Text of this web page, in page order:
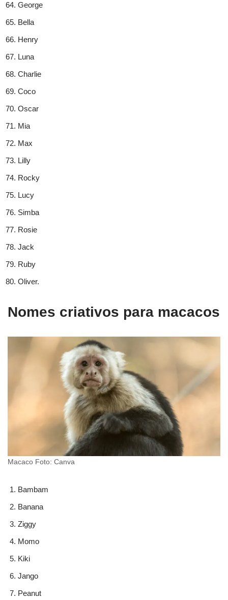
George
Bella
Henry
Luna
Charlie
Coco
Oscar
Mia
Max
Lilly
Rocky
Lucy
Simba
Rosie
Jack
Ruby
Oliver.
Nomes criativos para macacos
Macaco Foto: Canva
Bambam
Banana
Ziggy
Momo
Kiki
Jango
Peanut